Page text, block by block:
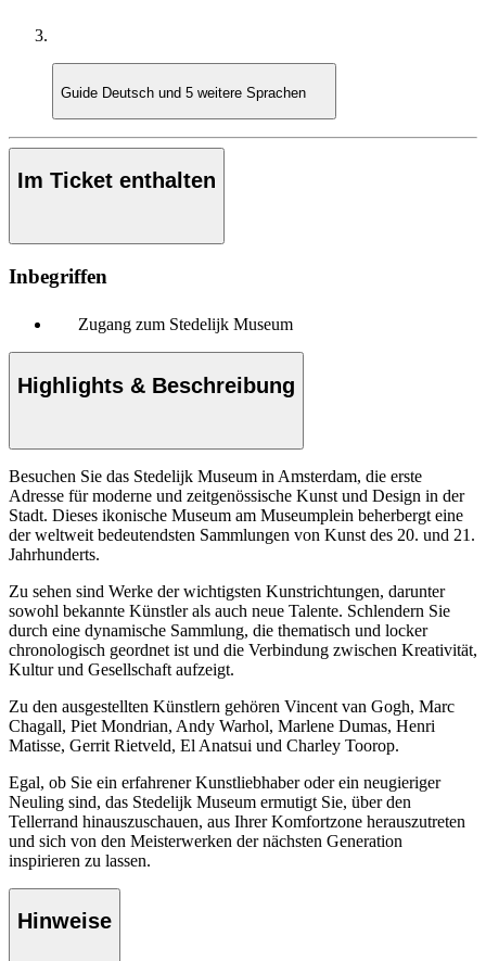
Guide Deutsch und 5 weitere Sprachen
Im Ticket enthalten
Inbegriffen
Zugang zum Stedelijk Museum
Highlights & Beschreibung
Besuchen Sie das Stedelijk Museum in Amsterdam, die erste
Adresse für moderne und zeitgenössische Kunst und Design in der
Stadt. Dieses ikonische Museum am Museumplein beherbergt eine
der weltweit bedeutendsten Sammlungen von Kunst des 20. und 21.
Jahrhunderts.
Zu sehen sind Werke der wichtigsten Kunstrichtungen, darunter
sowohl bekannte Künstler als auch neue Talente. Schlendern Sie
durch eine dynamische Sammlung, die thematisch und locker
chronologisch geordnet ist und die Verbindung zwischen Kreativität,
Kultur und Gesellschaft aufzeigt.
Zu den ausgestellten Künstlern gehören Vincent van Gogh, Marc
Chagall, Piet Mondrian, Andy Warhol, Marlene Dumas, Henri
Matisse, Gerrit Rietveld, El Anatsui und Charley Toorop.
Egal, ob Sie ein erfahrener Kunstliebhaber oder ein neugieriger
Neuling sind, das Stedelijk Museum ermutigt Sie, über den
Tellerrand hinauszuschauen, aus Ihrer Komfortzone herauszutreten
und sich von den Meisterwerken der nächsten Generation
inspirieren zu lassen.
Hinweise